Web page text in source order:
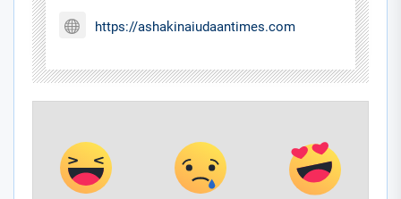
https://ashakinaiudaantimes.com